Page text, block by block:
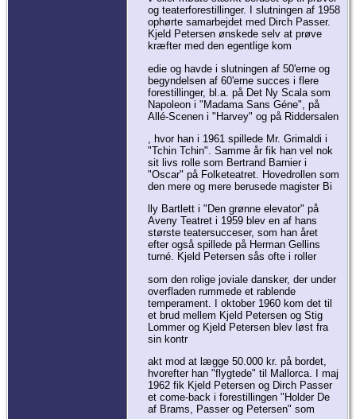
og teaterforestillinger. I slutningen af 1958
ophørte samarbejdet med Dirch Passer.
Kjeld Petersen ønskede selv at prøve
kræfter med den egentlige kom
edie og havde i slutningen af 50'erne og
begyndelsen af 60'erne succes i flere
forestillinger, bl.a. på Det Ny Scala som
Napoleon i "Madama Sans Géne", på
Allé-Scenen i "Harvey" og på Riddersalen
, hvor han i 1961 spillede Mr. Grimaldi i
"Tchin Tchin". Samme år fik han vel nok
sit livs rolle som Bertrand Barnier i
"Oscar" på Folketeatret. Hovedrollen som
den mere og mere berusede magister Bi
lly Bartlett i "Den grønne elevator" på
Aveny Teatret i 1959 blev en af hans
største teatersucceser, som han året
efter også spillede på Herman Gellins
turné. Kjeld Petersen sås ofte i roller
som den rolige joviale dansker, der under
overfladen rummede et rablende
temperament. I oktober 1960 kom det til
et brud mellem Kjeld Petersen og Stig
Lommer og Kjeld Petersen blev løst fra
sin kontr
akt mod at lægge 50.000 kr. på bordet,
hvorefter han "flygtede" til Mallorca. I maj
1962 fik Kjeld Petersen og Dirch Passer
et come-back i forestillingen "Holder De
af Brams, Passer og Petersen" som